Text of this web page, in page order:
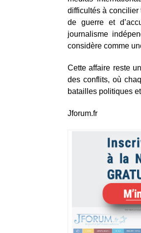
difficultés à
de guerre et
journalisme
considère comme
Cette affaire reste
des conflits, où
batailles politiques
Jforum.fr